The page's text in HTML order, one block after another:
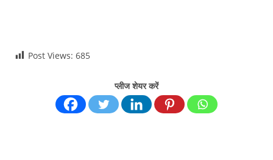
Post Views: 685
प्लीज शेयर करें